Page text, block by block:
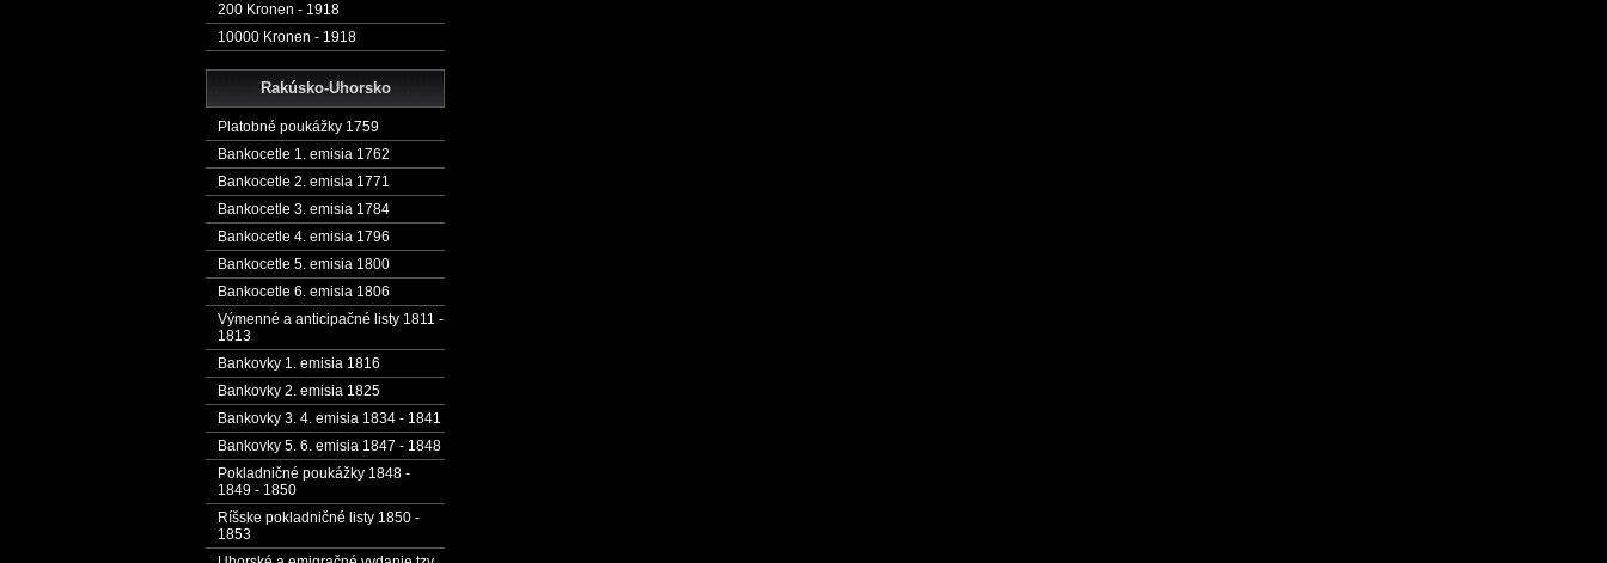
200 Kronen - 1918
10000 Kronen - 1918
Rakúsko-Uhorsko
Platobné poukážky 1759
Bankocetle 1. emisia 1762
Bankocetle 2. emisia 1771
Bankocetle 3. emisia 1784
Bankocetle 4. emisia 1796
Bankocetle 5. emisia 1800
Bankocetle 6. emisia 1806
Výmenné a anticipačné listy 1811 -
1813
Bankovky 1. emisia 1816
Bankovky 2. emisia 1825
Bankovky 3. 4. emisia 1834 - 1841
Bankovky 5. 6. emisia 1847 - 1848
Pokladničné poukážky 1848 -
1849 - 1850
Ríšske pokladničné listy 1850 -
1853